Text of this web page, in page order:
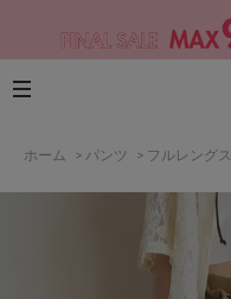
ホーム > パンツ > フルレングス